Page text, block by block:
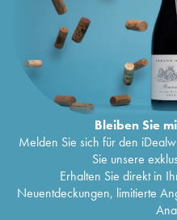
Bleiben Sie
Melden Sie sich für den
Sie unsere
Erhalten Sie direkt in
Neuentdeckungen, limitierte